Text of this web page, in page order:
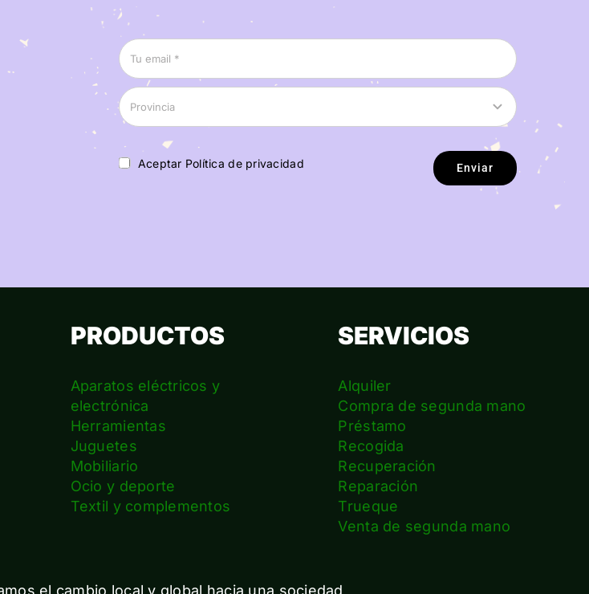
Aceptar Política de privacidad Enviar
PRODUCTOS
Aparatos eléctricos y
electrónica
Herramientas
Juguetes
Mobiliario
Ocio y deporte
Textil y complementos
SERVICIOS
Alquiler
Compra de segunda mano
Préstamo
Recogida
Recuperación
Reparación
Trueque
Venta de segunda mano
el cambio local y global hacia una sociedad